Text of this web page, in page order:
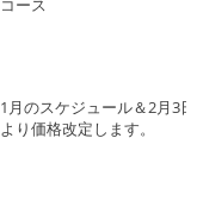
コース
1月のスケジュール＆2月3日
より価格改定します。